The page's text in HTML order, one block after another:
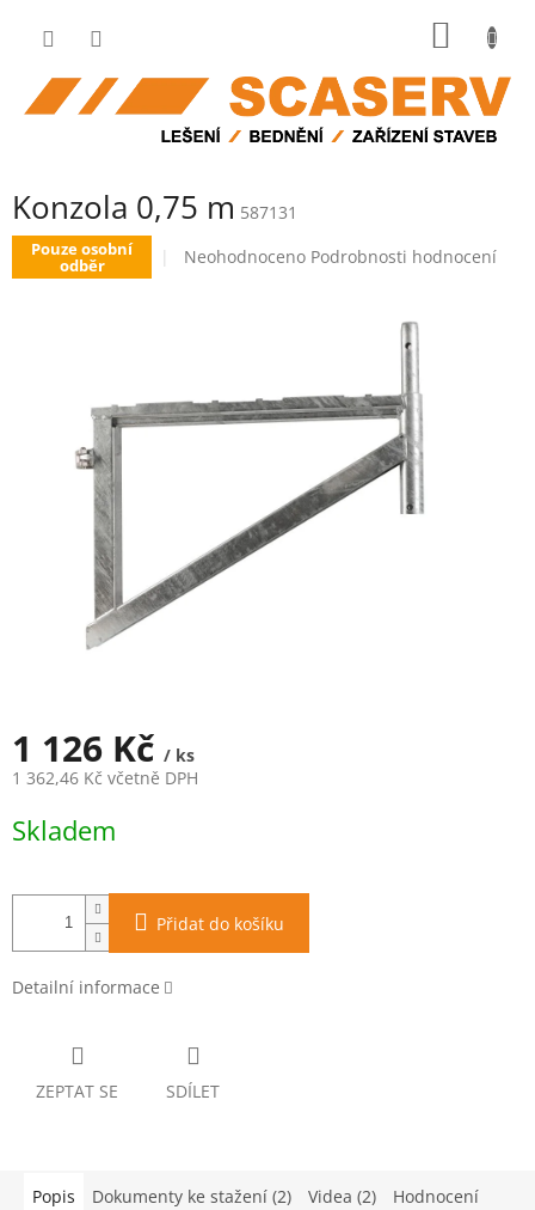
Konzola 0,75 m 587131
Pouze osobní
odběr
Průměrné
hvězdiček.
Neohodnoceno Podrobnosti hodnocení
1 126 Kč / ks
1 362,46 Kč včetně DPH
cena:
Skladem
Přidat do košíku
Detailní informace
ZEPTAT SE SDÍLET
Popis Dokumenty ke stažení (2) Videa (2) Hodnocení